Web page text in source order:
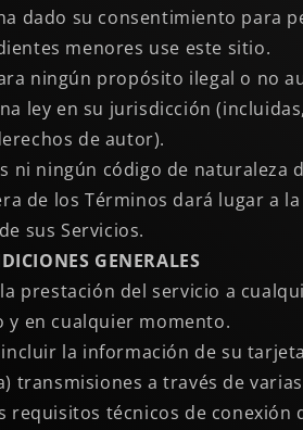
dado su consentimiento para
menores use este sitio.
ningún propósito ilegal o no
ley en su jurisdicción
de autor).
ni ningún código de naturaleza
de los Términos dará lugar a
sus Servicios.
GENERALES
prestación del servicio a
en cualquier momento.
la información de su
a través de
requisitos técnicos de conexión